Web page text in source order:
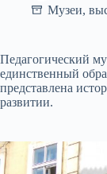
Музеи,
Педагогический
единственный
представлена
развитии.